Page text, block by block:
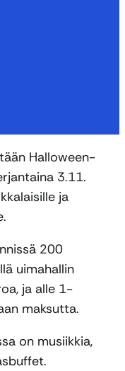
Halloween-
3.11.
ja
200
uimahallin
ja alle 1-
maksutta.
on musiikkia,